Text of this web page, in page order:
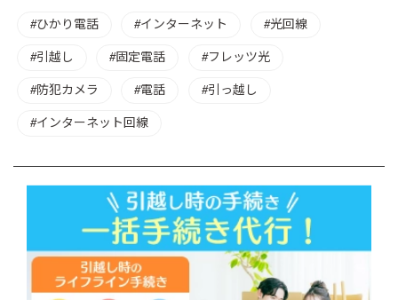
ひかり電話 インターネット 光回線
引越し 固定電話 フレッツ光
防犯カメラ 電話 引っ越し
インターネット回線